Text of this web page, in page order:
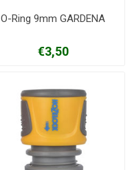
O-Ring 9mm GARDENA
€3,50